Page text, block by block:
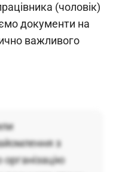
(чоловік)
документи на
важливого
з